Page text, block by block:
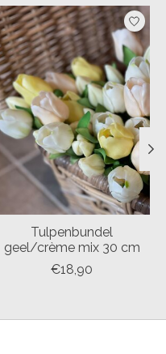
Tulpenbundel
geel/crème mix 30 cm
€18,90